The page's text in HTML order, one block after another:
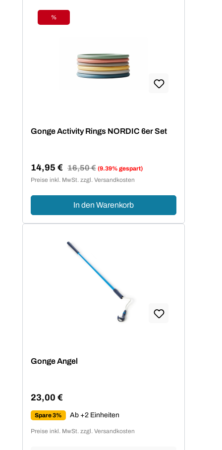
Rabatt
%
Gonge Activity Rings NORDIC 6er Set
Verkaufspreis:
14,95 € Regulärer Preis:
16,50 € (9.39% gespart)
Preise inkl. MwSt. zzgl. Versandkosten
In den Warenkorb
Gonge Angel
Regulärer Preis:
23,00 €
Spare 3% Ab +2 Einheiten
Preise inkl. MwSt. zzgl. Versandkosten